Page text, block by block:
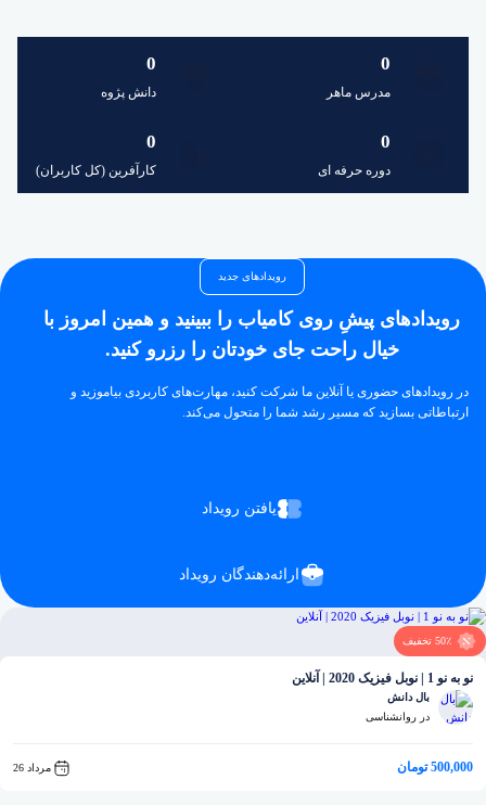
0
مدرس ماهر
0
دانش پژوه
0
دوره حرفه ای
0
کارآفرین (کل کاربران)
رویدادهای جدید
رویدادهای پیشِ روی کامیاب را ببینید و همین امروز با
خیال راحت جای خودتان را رزرو کنید.
در رویدادهای حضوری یا آنلاین ما شرکت کنید، مهارت‌های کاربردی بیاموزید و
ارتباطاتی بسازید که مسیر رشد شما را متحول می‌کند.
یافتن رویداد
ارائه‌دهندگان رویداد
50٪ تخفیف
نو به نو 1 | نوبل فیزیک 2020 | آنلاین
بال دانش
در روانشناسی
500,000 تومان مرداد 26